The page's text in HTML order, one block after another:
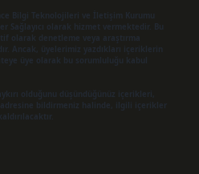
Bilgi Teknolojileri ve İletişim Kurumu
Sağlayıcı olarak hizmet vermektedir. Bu
olarak denetleme veya araştırma
Ancak, üyelerimiz yazdıkları içeriklerin
üye olarak bu sorumluluğu kabul
olduğunu düşündüğünüz içerikleri,
adresine bildirmeniz halinde, ilgili içerikler